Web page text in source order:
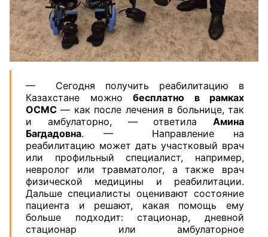
— Сегодня получить реабилитацию в
Казахстане можно бесплатно в рамках
ОСМС — как после лечения в больнице, так
и амбулаторно, — ответила Амина
Багдадовна. — Направление на
реабилитацию может дать участковый врач
или профильный специалист, например,
невролог или травматолог, а также врач
физической медицины и реабилитации.
Дальше специалисты оценивают состояние
пациента и решают, какая помощь ему
больше подходит: стационар, дневной
стационар или амбулаторное